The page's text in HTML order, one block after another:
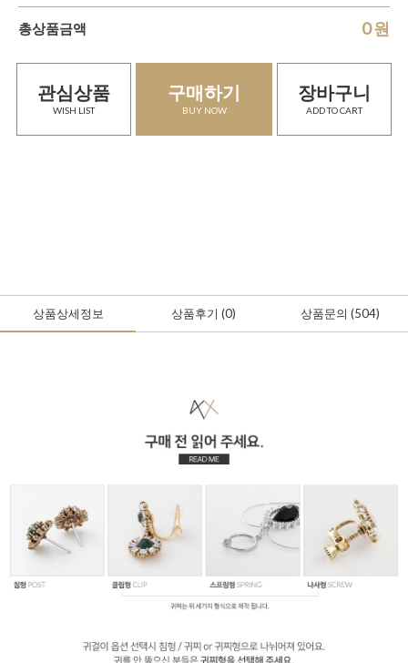
총상품금액 0원
관심상품
WISH LIST
구매하기
BUY NOW
장바구니
ADD TO CART
상품상세정보 상품후기 (0) 상품문의 (504)